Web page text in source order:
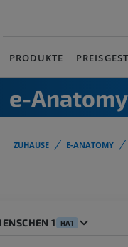
PRODUKTE
e-Anatomy
ZUHAUSE E-ANATOMY
1 HA1